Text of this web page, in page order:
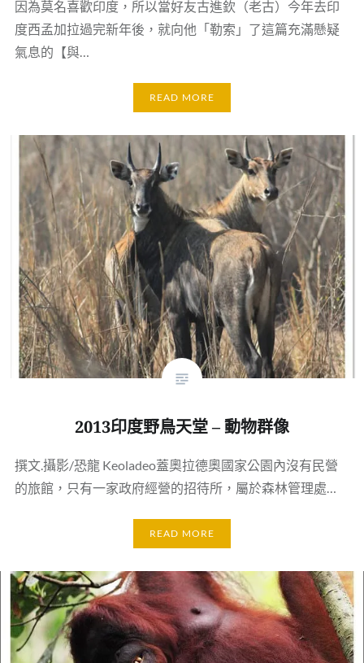
因為莫名喜歡印度，所以當好友古進欽（老古）今年去印
度西孟加拉過完新年後，就向他「勒索」了這篇充滿懸疑
氣息的【與…
READ MORE
2013印度野鳥天堂 – 動物群像
撰文.攝影/恐龍 Keoladeo蓋奧拉德奧國家公園內沒有民營
的旅館，只有一家政府經營的招待所，屬於森林管理處…
READ MORE